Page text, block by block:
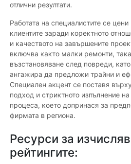
отлични резултати.
Работата на специалистите се цени
клиентите заради коректното
и качеството на завършените
включва както малки ремонти,
възстановяване след повреди, като
ангажира да предложи трайни и
Специален акцент се поставя
подход и стриктното изпълнение
процеса, което допринася за
фирмата в региона.
Ресурси за
рейтингите: